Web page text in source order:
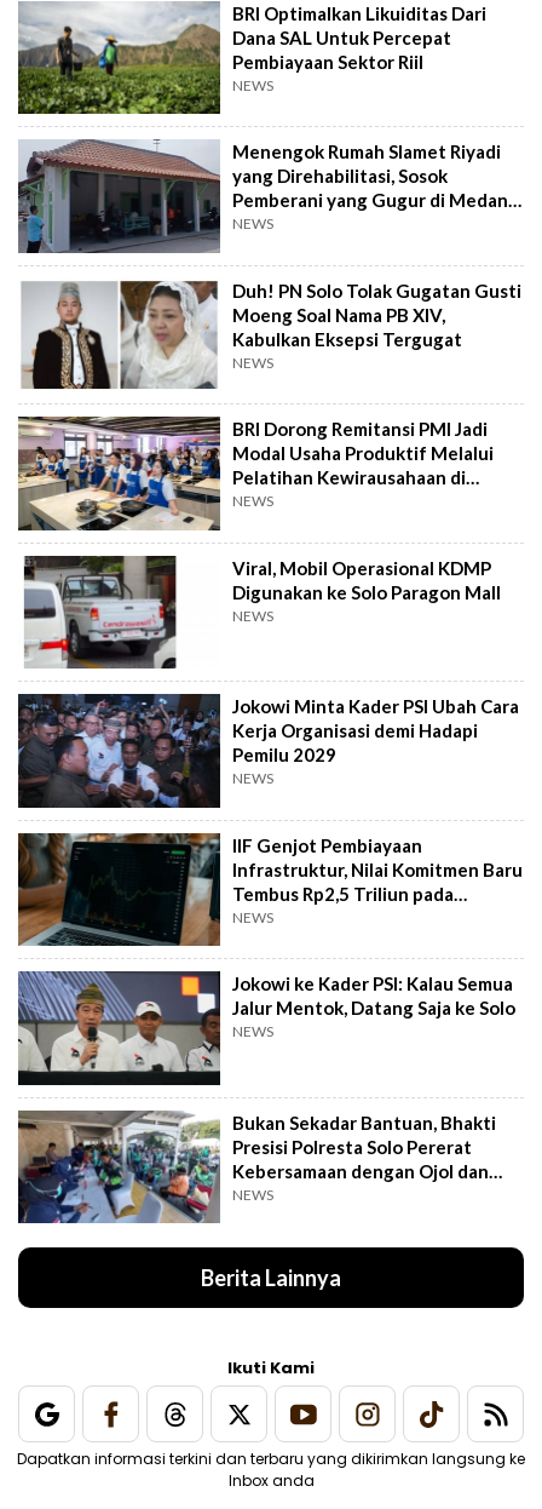
BRI Optimalkan Likuiditas Dari
Dana SAL Untuk Percepat
Pembiayaan Sektor Riil
NEWS
Menengok Rumah Slamet Riyadi
yang Direhabilitasi, Sosok
Pemberani yang Gugur di Medan
Perang
NEWS
Duh! PN Solo Tolak Gugatan Gusti
Moeng Soal Nama PB XIV,
Kabulkan Eksepsi Tergugat
NEWS
BRI Dorong Remitansi PMI Jadi
Modal Usaha Produktif Melalui
Pelatihan Kewirausahaan di
Taiwan
NEWS
Viral, Mobil Operasional KDMP
Digunakan ke Solo Paragon Mall
NEWS
Jokowi Minta Kader PSI Ubah Cara
Kerja Organisasi demi Hadapi
Pemilu 2029
NEWS
IIF Genjot Pembiayaan
Infrastruktur, Nilai Komitmen Baru
Tembus Rp2,5 Triliun pada
Semester I 2026
NEWS
Jokowi ke Kader PSI: Kalau Semua
Jalur Mentok, Datang Saja ke Solo
NEWS
Bukan Sekadar Bantuan, Bhakti
Presisi Polresta Solo Pererat
Kebersamaan dengan Ojol dan
Supeltas
NEWS
Berita Lainnya
Ikuti Kami
Dapatkan informasi terkini dan terbaru yang dikirimkan langsung ke
Inbox anda